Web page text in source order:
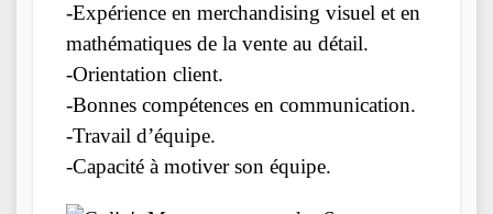
-Expérience en merchandising visuel et en
mathématiques de la vente au détail.
-Orientation client.
-Bonnes compétences en communication.
-Travail d’équipe.
-Capacité à motiver son équipe.